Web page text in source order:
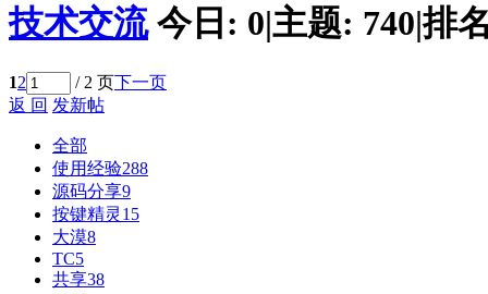
技术交流 今日: 0|主题: 740|排
12 / 2 页下一页
返 回 发新帖
全部
使用经验288
源码分享9
按键精灵 15
大漠8
TC5
共享38